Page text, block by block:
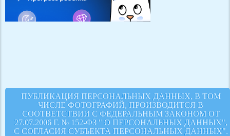
ПУБЛИКАЦИЯ ПЕРСОНАЛЬНЫХ ДАННЫХ, В ТОМ
ЧИСЛЕ ФОТОГРАФИЙ, ПРОИЗВОДИТСЯ В
СООТВЕТСТВИИ С ФЕДЕРАЛЬНЫМ ЗАКОНОМ ОТ
27.07.2006 Г. № 152-ФЗ " О ПЕРСОНАЛЬНЫХ ДАННЫХ",
С СОГЛАСИЯ СУБЪЕКТА ПЕРСОНАЛЬНЫХ ДАННЫХ".